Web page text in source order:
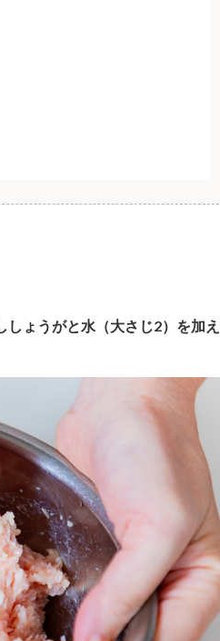
ょうがと水（大さじ2）を加え